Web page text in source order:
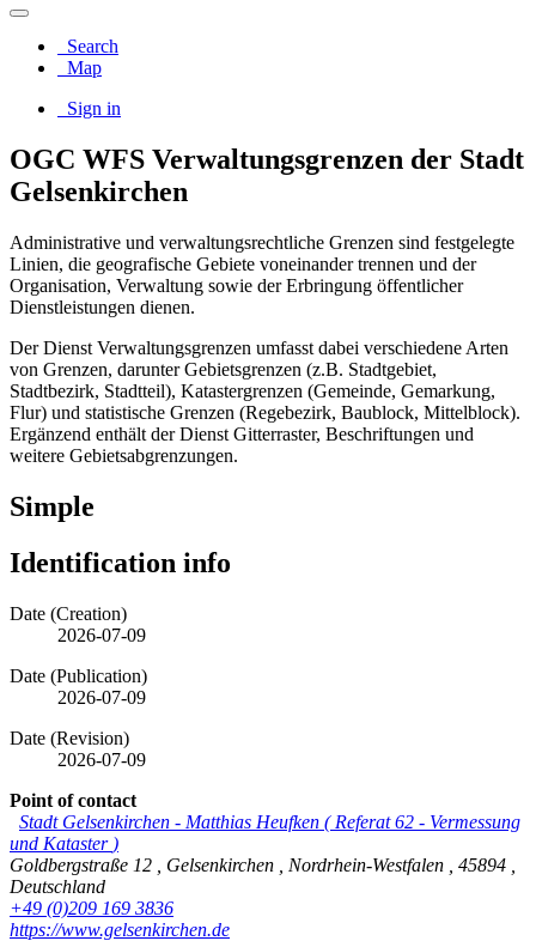
Search
Map
Sign in
OGC WFS Verwaltungsgrenzen der Stadt
Gelsenkirchen
Administrative und verwaltungsrechtliche Grenzen sind festgelegte
Linien, die geografische Gebiete voneinander trennen und der
Organisation, Verwaltung sowie der Erbringung öffentlicher
Dienstleistungen dienen.
Der Dienst Verwaltungsgrenzen umfasst dabei verschiedene Arten
von Grenzen, darunter Gebietsgrenzen (z.B. Stadtgebiet,
Stadtbezirk, Stadtteil), Katastergrenzen (Gemeinde, Gemarkung,
Flur) und statistische Grenzen (Regebezirk, Baublock, Mittelblock).
Ergänzend enthält der Dienst Gitterraster, Beschriftungen und
weitere Gebietsabgrenzungen.
Simple
Identification info
Date (Creation)
2026-07-09
Date (Publication)
2026-07-09
Date (Revision)
2026-07-09
Point of contact
Stadt Gelsenkirchen - Matthias Heufken ( Referat 62 - Vermessung
und Kataster )
Goldbergstraße 12
Gelsenkirchen Nordrhein-Westfalen 45894
Deutschland
+49 (0)209 169 3836
https://www.gelsenkirchen.de